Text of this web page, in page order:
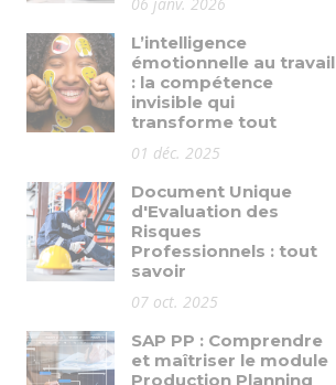
L’intelligence
émotionnelle au travail
: la compétence
invisible qui
transforme tout
01 déc. 2025
Document Unique
d'Evaluation des
Risques
Professionnels : tout
savoir
07 oct. 2025
SAP PP : Comprendre
et maîtriser le module
Production Planning